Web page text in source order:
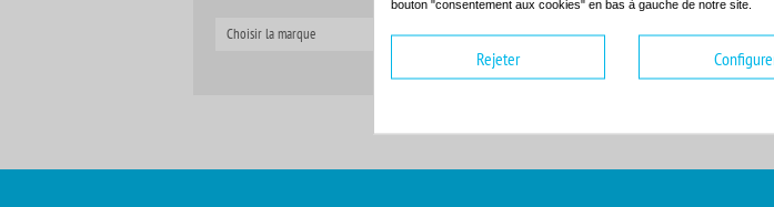
Choisir la marque Choisir la gamme
bouton "consentement aux cookies" en bas à gauche de notre site.
Rejeter